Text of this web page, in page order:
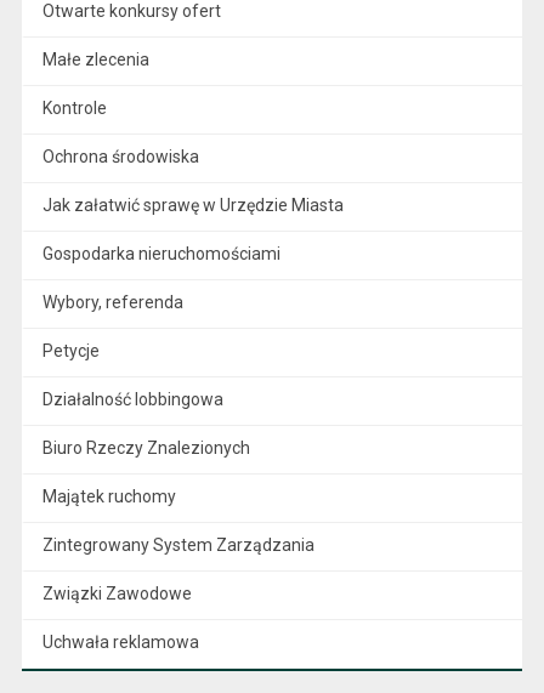
Otwarte konkursy ofert
Małe zlecenia
Kontrole
Ochrona środowiska
Jak załatwić sprawę w Urzędzie Miasta
Gospodarka nieruchomościami
Wybory, referenda
Petycje
Działalność lobbingowa
Biuro Rzeczy Znalezionych
Majątek ruchomy
Zintegrowany System Zarządzania
Związki Zawodowe
Uchwała reklamowa